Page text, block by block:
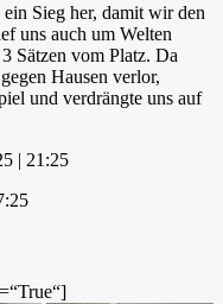
Sieg her, damit wir den
uns auch um Welten
Sätzen vom Platz. Da
Hausen verlor,
und verdrängte uns auf
| 21:25